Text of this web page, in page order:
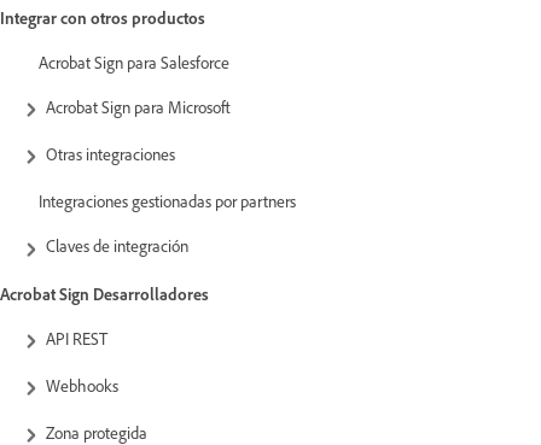
Integrar con otros productos
Acrobat Sign para Salesforce
Acrobat Sign para Microsoft
Otras integraciones
Integraciones gestionadas por partners
Claves de integración
Acrobat Sign Desarrolladores
API REST
Webhooks
Zona protegida